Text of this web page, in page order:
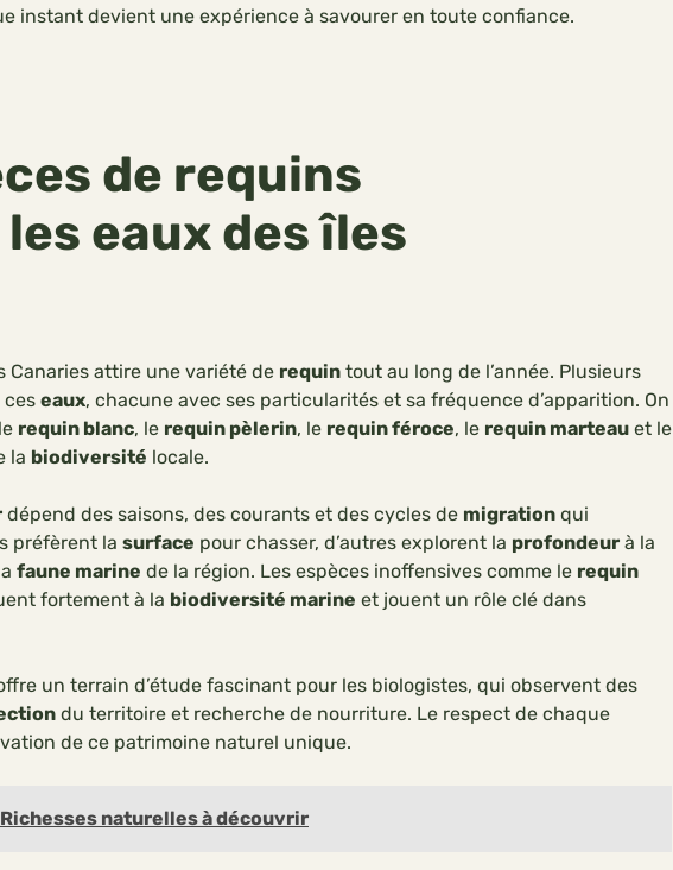
instant devient une expérience à savourer en toute confiance.
de requins
eaux des îles
Canaries attire une variété de requin tout au long de l’année. Plusieurs
ces eaux, chacune avec ses particularités et sa fréquence d’apparition. On
requin blanc, le requin pèlerin, le requin féroce, le requin marteau et le
la biodiversité locale.
dépend des saisons, des courants et des cycles de migration qui
préfèrent la surface pour chasser, d’autres explorent la profondeur à la
faune marine de la région. Les espèces inoffensives comme le requin
fortement à la biodiversité marine et jouent un rôle clé dans
un terrain d’étude fascinant pour les biologistes, qui observent des
du territoire et recherche de nourriture. Le respect de chaque
de ce patrimoine naturel unique.
naturelles à découvrir